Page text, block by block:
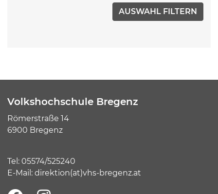
Volkshochschule Bregenz
Römerstraße 14
6900 Bregenz
Tel: 05574/525240
E-Mail: direktion(at)vhs-bregenz.at